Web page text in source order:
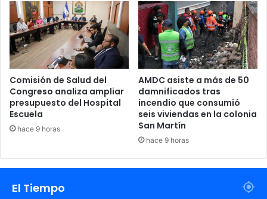
Comisión de Salud del
Congreso analiza ampliar
presupuesto del Hospital
Escuela
hace 9 horas
AMDC asiste a más de 50
damnificados tras
incendio que consumió
seis viviendas en la colonia
San Martín
hace 9 horas
El Tiempo